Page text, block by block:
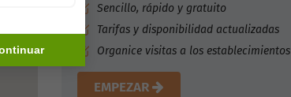
Sencillo, rápido y gratuito
Tarifas y disponibilidad actualizadas
Organice visitas a los establecimientos
EMPEZAR